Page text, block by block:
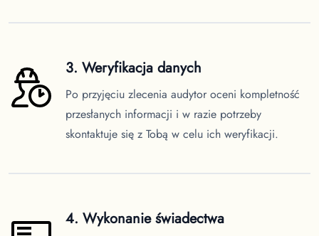
3. Weryfikacja danych
Po przyjęciu zlecenia audytor oceni kompletność
przesłanych informacji i w razie potrzeby
skontaktuje się z Tobą w celu ich weryfikacji.
4. Wykonanie świadectwa